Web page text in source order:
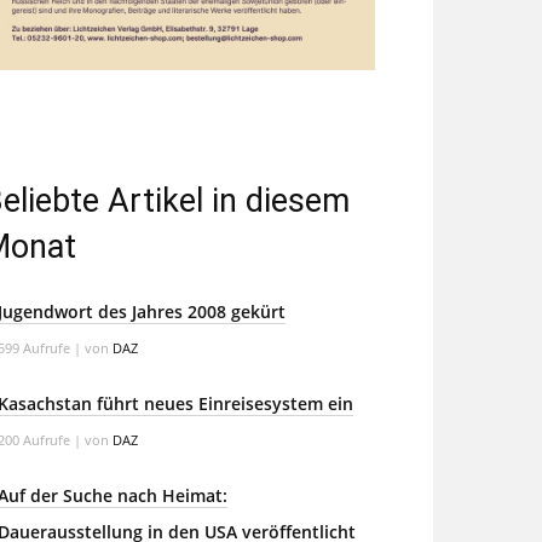
Artikel in diesem
des Jahres 2008 gekürt
Aufrufe | von DAZ
führt neues Einreisesystem ein
Aufrufe | von DAZ
der Suche nach Heimat:
in den USA veröffentlicht